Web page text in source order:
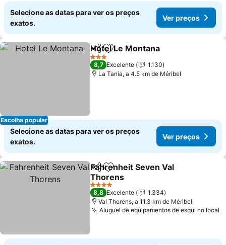
Selecione as datas para ver os preços
exatos.
Ver preços
Escolha popular
PartilharAdicionar aos favoritos
Hotel Le Montana
3 Estrelas
8,7 Excelente
1.130
La Tania, a 4.5 km de Méribel
Selecione as datas para ver os preços
exatos.
Ver preços
PartilharAdicionar aos favoritos
Fahrenheit Seven Val
Thorens
4 Estrelas
8,8 Excelente
1.334
Val Thorens, a 11.3 km de Méribel
Aluguel de equipamentos de esqui no local